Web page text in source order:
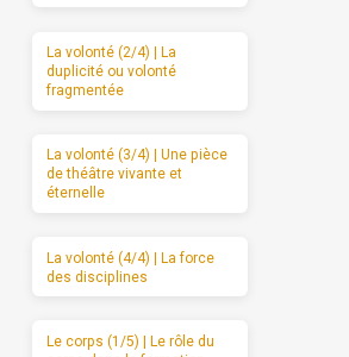
La volonté (2/4) | La
duplicité ou volonté
fragmentée
La volonté (3/4) | Une pièce
de théâtre vivante et
éternelle
La volonté (4/4) | La force
des disciplines
Le corps (1/5) | Le rôle du